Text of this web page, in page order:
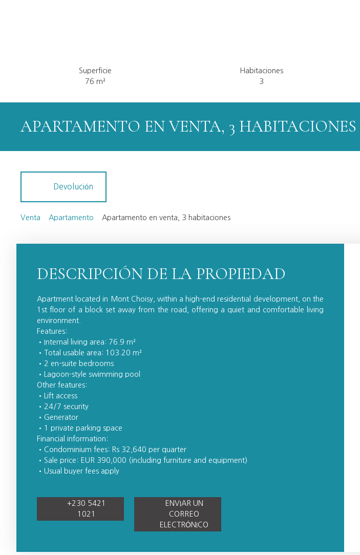
Superficie
76 m²
Habitaciones
3
APARTAMENTO EN VENTA, 3 HABITACIONES
Devolución
Venta Apartamento Apartamento en venta, 3 habitaciones
DESCRIPCIÓN DE LA PROPIEDAD
Apartment located in Mont Choisy, within a high-end residential development, on the
1st floor of a block set away from the road, offering a quiet and comfortable living
environment.
Features:
Internal living area: 76.9 m²
Total usable area: 103.20 m²
2 en-suite bedrooms
Lagoon-style swimming pool
Other features:
Lift access
24/7 security
Generator
1 private parking space
Financial information:
Condominium fees: Rs 32,640 per quarter
Sale price: EUR 390,000 (including furniture and equipment)
Usual buyer fees apply
+230 5421
1021
ENVIAR UN
CORREO
ELECTRÓNICO